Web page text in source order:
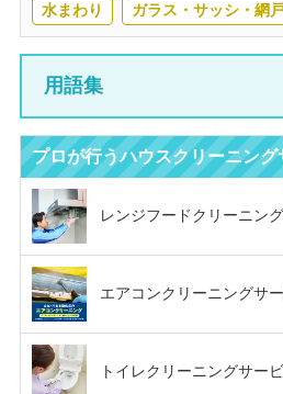
水まわり ガラス・サッシ・網
用語集
プロが行うハウスクリーニング
レンジフードクリーニン
エアコンクリーニングサ
トイレクリーニングサー